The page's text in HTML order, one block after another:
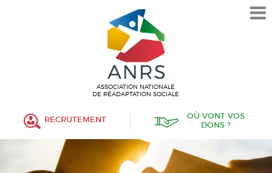
L’ASSOCIATION
HISTORIQUE
VALEURS ET ENGAGEMENT
ASSOCIATIF
FONCTIONNEMENT
ORGANISATION
ASSOCIATION NATIONALE
DE RÉADAPTATION SOCIALE
RECRUTEMENT
OÙ VONT VOS
DONS ?